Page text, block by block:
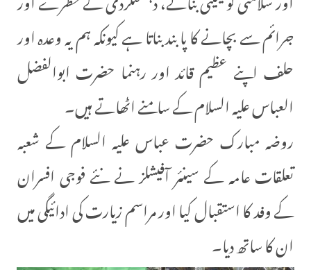
جرائم سے بچانے کا پابند بناتا ہے کیونکہ ہم یہ وعدہ اور
حلف اپنے عظیم قائد اور رہنما حضرت ابوالفضل
العباس علیہ السلام کے سامنے اٹھاتے ہیں۔
روضہ مبارک حضرت عباس علیہ السلام کے شعبہ
تعلقات عامہ کے سینئر آفیشلز نے نئے فوجی افسران
کے وفد کا استقبال کیا اور مراسم زیارت کی ادائیگی میں
ان کا ساتھ دیا۔